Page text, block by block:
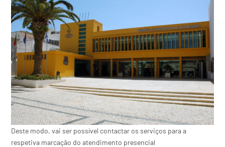
Deste modo, vai ser possível contactar os serviços para a
respetiva marcação do atendimento presencial